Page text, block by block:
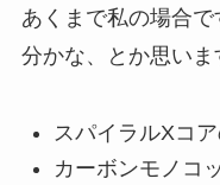
あくまで私の場合
分かな、とか思いま
スパイラルXコ
カーボンモノコ